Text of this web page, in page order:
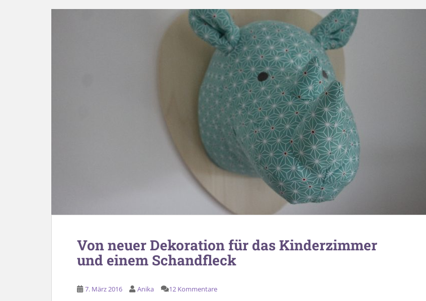
Von neuer Dekoration für das Kinderzimmer
und einem Schandfleck
7. März 2016 Anika 12 Kommentare